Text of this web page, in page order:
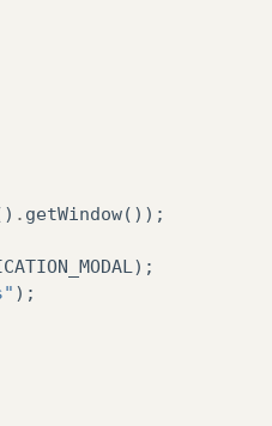
. getWindow());
);
);